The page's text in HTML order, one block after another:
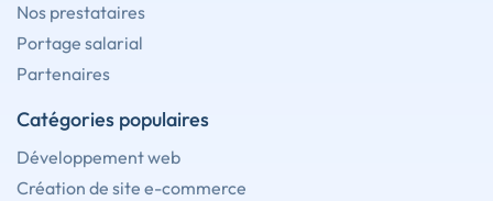
Nos prestataires
Portage salarial
Partenaires
Catégories populaires
Développement web
Création de site e-commerce